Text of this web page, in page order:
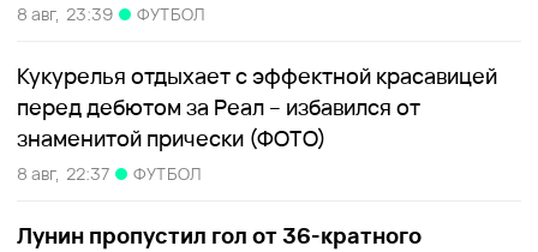
8 авг, 23:39 ФУТБОЛ
Кукурелья отдыхает с эффектной красавицей
перед дебютом за Реал – избавился от
знаменитой прически (ФОТО)
8 авг, 22:37 ФУТБОЛ
Лунин пропустил гол от 36-кратного